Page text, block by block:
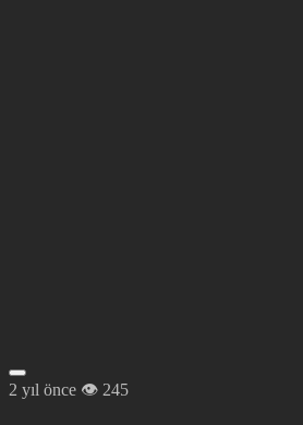
2 yıl önce 245